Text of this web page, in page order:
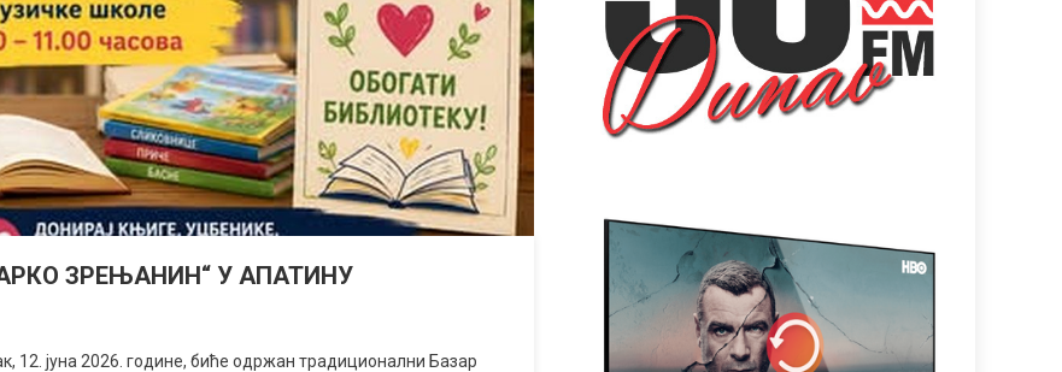
ЗРЕЊАНИН“ У АПАТИНУ
12. јуна 2026. године, биће одржан традиционални Базар